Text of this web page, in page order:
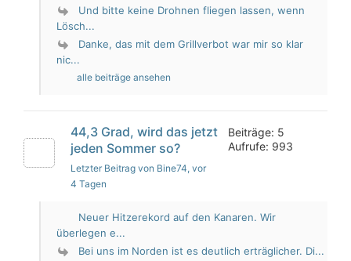
Und bitte keine Drohnen fliegen lassen, wenn
Lösch...
Danke, das mit dem Grillverbot war mir so klar
nic...
alle beiträge ansehen
44,3 Grad, wird das jetzt
jeden Sommer so?
Letzter Beitrag von Bine74, vor
4 Tagen
Beiträge: 5
Aufrufe: 993
Neuer Hitzerekord auf den Kanaren. Wir
überlegen e...
Bei uns im Norden ist es deutlich erträglicher. Di...